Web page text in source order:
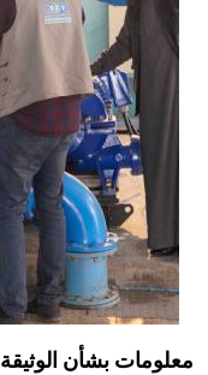
معلومات بشأن الوثيقة